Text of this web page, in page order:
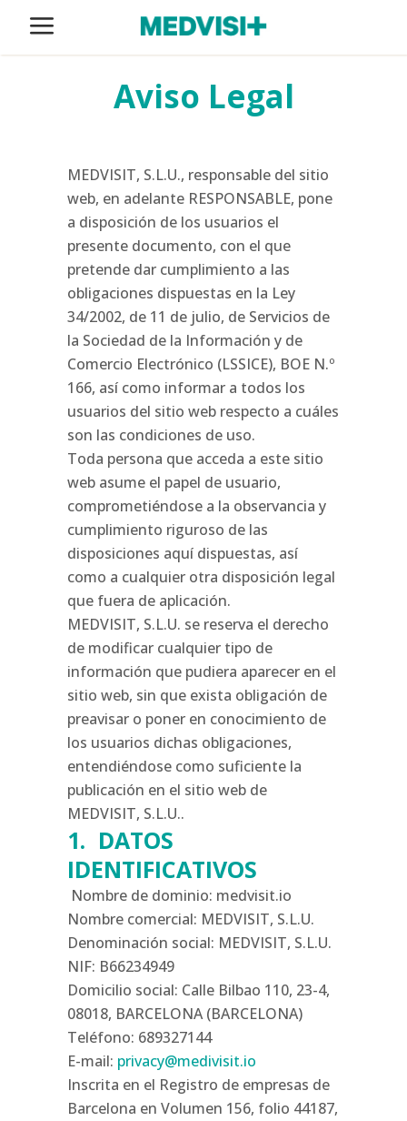
Aviso Legal
MEDVISIT, S.L.U., responsable del sitio
web, en adelante RESPONSABLE, pone
a disposición de los usuarios el
presente documento, con el que
pretende dar cumplimiento a las
obligaciones dispuestas en la Ley
34/2002, de 11 de julio, de Servicios de
la Sociedad de la Información y de
Comercio Electrónico (LSSICE), BOE N.º
166, así como informar a todos los
usuarios del sitio web respecto a cuáles
son las condiciones de uso.
Toda persona que acceda a este sitio
web asume el papel de usuario,
comprometiéndose a la observancia y
cumplimiento riguroso de las
disposiciones aquí dispuestas, así
como a cualquier otra disposición legal
que fuera de aplicación.
MEDVISIT, S.L.U. se reserva el derecho
de modificar cualquier tipo de
información que pudiera aparecer en el
sitio web, sin que exista obligación de
preavisar o poner en conocimiento de
los usuarios dichas obligaciones,
entendiéndose como suficiente la
publicación en el sitio web de
MEDVISIT, S.L.U..
1. DATOS
IDENTIFICATIVOS
Nombre de dominio: medvisit.io
Nombre comercial: MEDVISIT, S.L.U.
Denominación social: MEDVISIT, S.L.U.
NIF: B66234949
Domicilio social: Calle Bilbao 110, 23-4,
08018, BARCELONA (BARCELONA)
Teléfono: 689327144
E-mail: privacy@medivisit.io
Inscrita en el Registro de empresas de
Barcelona en Volumen 156, folio 44187,